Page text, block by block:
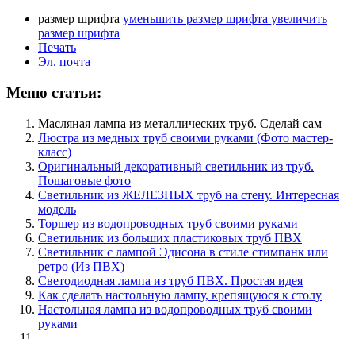
размер шрифта уменьшить размер шрифта увеличить
размер шрифта
Печать
Эл. почта
Меню статьи:
Масляная лампа из металлических труб. Сделай сам
Люстра из медных труб своими руками (Фото мастер-
класс)
Оригинальный декоративный светильник из труб.
Пошаговые фото
Светильник из ЖЕЛЕЗНЫХ труб на стену. Интересная
модель
Торшер из водопроводных труб своими руками
Светильник из больших пластиковых труб ПВХ
Светильник с лампой Эдисона в стиле стимпанк или
ретро (Из ПВХ)
Светодиодная лампа из труб ПВХ. Простая идея
Как сделать настольную лампу, крепящуюся к столу
Настольная лампа из водопроводных труб своими
руками